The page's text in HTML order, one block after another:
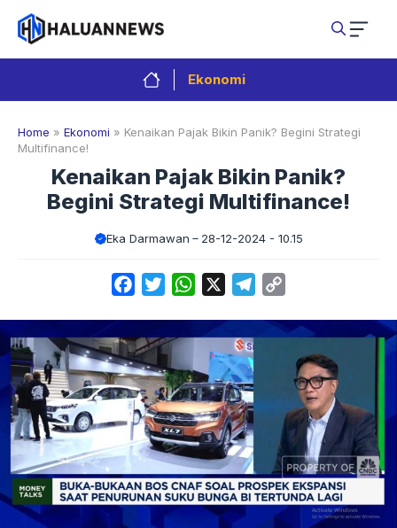
Langsung
isi
Ekonomi
Home » Ekonomi » Kenaikan Pajak Bikin Panik? Begini Strategi
Multifinance!
Kenaikan Pajak Bikin Panik?
Begini Strategi Multifinance!
Eka Darmawan 28-12-2024 - 10.15
FacebookTwitterWhatsApp Telegram